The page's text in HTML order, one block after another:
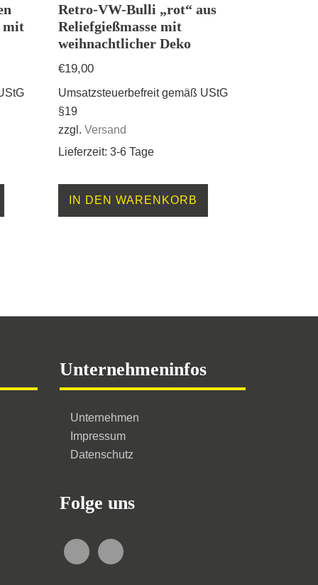
mit
Retro-VW-Bulli „rot“ aus
Reliefgießmasse mit
weihnachtlicher Deko
€19,00
Umsatzsteuerbefreit gemäß UStG
§19
zzgl. Versand
Lieferzeit: 3-6 Tage
IN DEN WARENKORB
Unternehmeninfos
Unternehmen
Impressum
Datenschutz
Folge uns